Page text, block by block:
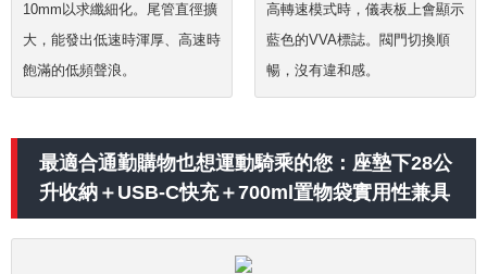
10mm以求纖細化。尾管直徑擴
大，能發出低速時渾厚、高速時
飽滿的低頻聲浪。
高轉速模式時，儀表板上會顯示
藍色的VVA標誌。閥門切換順
暢，沒有違和感。
最適合通勤購物也想運動騎乘的您：座墊下28公
升收納＋USB-C快充＋700ml置物袋實用性兼具